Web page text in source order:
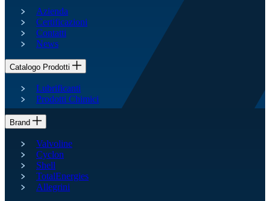
Azienda
Certificazioni
Contatti
News
Catalogo Prodotti
Lubrificanti
Prodotti Chimici
Brand
Valvoline
Cyclon
Shell
TotalEnergies
Allegrini